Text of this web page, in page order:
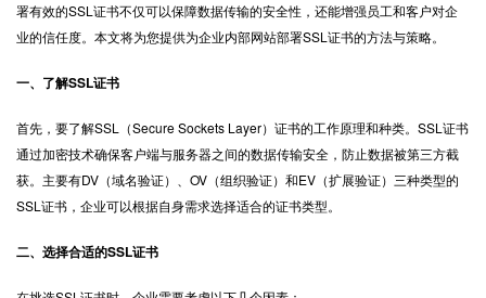
署有效的SSL证书不仅可以保障数据传输的安全性，还能增强员工和客户对企
业的信任度。本文将为您提供为企业内部网站部署SSL证书的方法与策略。
一、了解SSL证书
首先，要了解SSL（Secure Sockets Layer）证书的工作原理和种类。SSL证书
通过加密技术确保客户端与服务器之间的数据传输安全，防止数据被第三方截
获。主要有DV（域名验证）、OV（组织验证）和EV（扩展验证）三种类型的
SSL证书，企业可以根据自身需求选择适合的证书类型。
二、选择合适的SSL证书